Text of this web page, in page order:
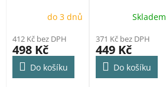
do 3 dnů
412 Kč bez DPH
498 Kč
Do košíku
Skladem
371 Kč bez DPH
449 Kč
Do košíku